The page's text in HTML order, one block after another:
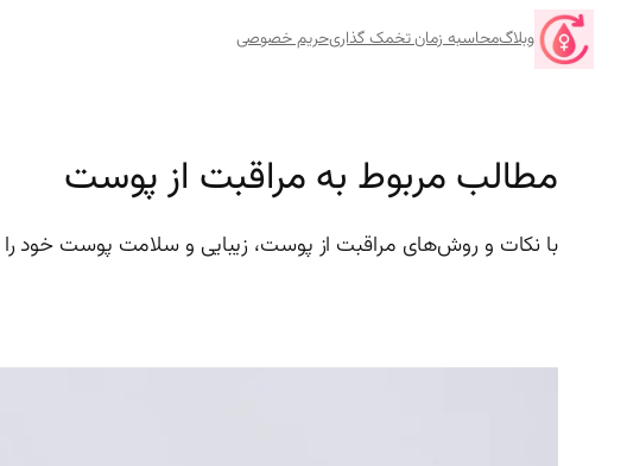
رفتن
وبلاگمحاسبه زمان تخمک گذاریحریم خصوصی
مطالب مربوط به مراقبت از پوست
با نکات و روش‌های مراقبت از پوست، زیبایی و سلامت پوست خود را